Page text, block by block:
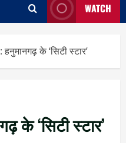
WATCH
हनुमानगढ़ के ‘सिटी स्टार’
के ‘सिटी स्टार’